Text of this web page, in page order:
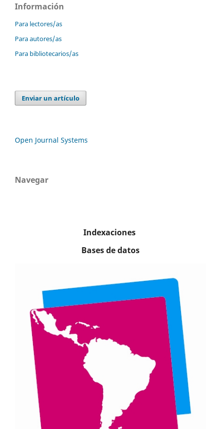
Información
Para lectores/as
Para autores/as
Para bibliotecarios/as
Enviar un artículo
Open Journal Systems
Navegar
Indexaciones
Bases de datos